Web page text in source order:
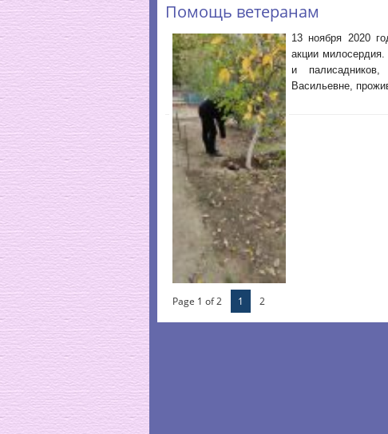
Помощь ветеранам
13 ноября 2020
акции
и
Васильевне,
Page 1 of 2 1 2